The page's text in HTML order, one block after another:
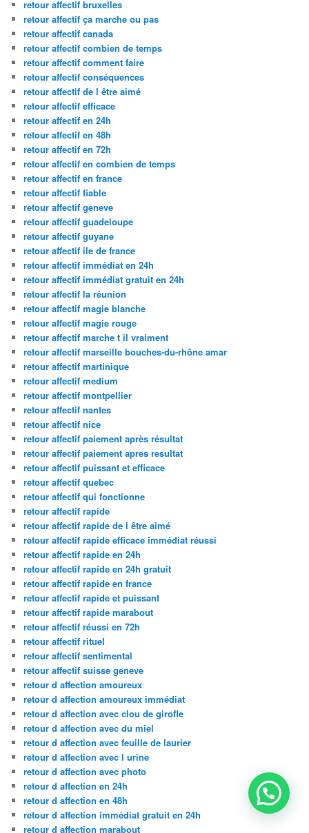
retour affectif bruxelles
retour affectif ça marche ou pas
retour affectif canada
retour affectif combien de temps
retour affectif comment faire
retour affectif conséquences
retour affectif de l être aimé
retour affectif efficace
retour affectif en 24h
retour affectif en 48h
retour affectif en 72h
retour affectif en combien de temps
retour affectif en france
retour affectif fiable
retour affectif geneve
retour affectif guadeloupe
retour affectif guyane
retour affectif ile de france
retour affectif immédiat en 24h
retour affectif immédiat gratuit en 24h
retour affectif la réunion
retour affectif magie blanche
retour affectif magie rouge
retour affectif marche t il vraiment
retour affectif marseille bouches-du-rhône amar
retour affectif martinique
retour affectif medium
retour affectif montpellier
retour affectif nantes
retour affectif nice
retour affectif paiement après résultat
retour affectif paiement apres resultat
retour affectif puissant et efficace
retour affectif quebec
retour affectif qui fonctionne
retour affectif rapide
retour affectif rapide de l être aimé
retour affectif rapide efficace immédiat réussi
retour affectif rapide en 24h
retour affectif rapide en 24h gratuit
retour affectif rapide en france
retour affectif rapide et puissant
retour affectif rapide marabout
retour affectif réussi en 72h
retour affectif rituel
retour affectif sentimental
retour affectif suisse geneve
retour d affection amoureux
retour d affection amoureux immédiat
retour d affection avec clou de girofle
retour d affection avec du miel
retour d affection avec feuille de laurier
retour d affection avec l urine
retour d affection avec photo
retour d affection en 24h
retour d affection en 48h
retour d affection immédiat gratuit en 24h
retour d affection marabout